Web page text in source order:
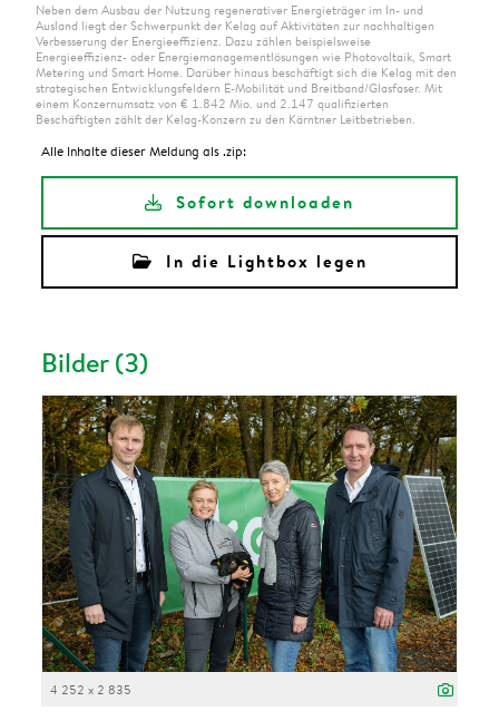
Neben dem Ausbau der Nutzung regenerativer Energieträger im In- und
Ausland liegt der Schwerpunkt der Kelag auf Aktivitäten zur nachhaltigen
Verbesserung der Energieeffizienz. Dazu zählen beispielsweise
Energieeffizienz- oder Energiemanagementlösungen wie Photovoltaik, Smart
Metering und Smart Home. Darüber hinaus beschäftigt sich die Kelag mit den
strategischen Entwicklungsfeldern E-Mobilität und Breitband/Glasfaser. Mit
einem Konzernumsatz von € 1.842 Mio. und 2.147 qualifizierten
Beschäftigten zählt der Kelag-Konzern zu den Kärntner Leitbetrieben.
Alle Inhalte dieser Meldung als .zip:
Sofort downloaden
In die Lightbox legen
Bilder (3)
4 252 x 2 835